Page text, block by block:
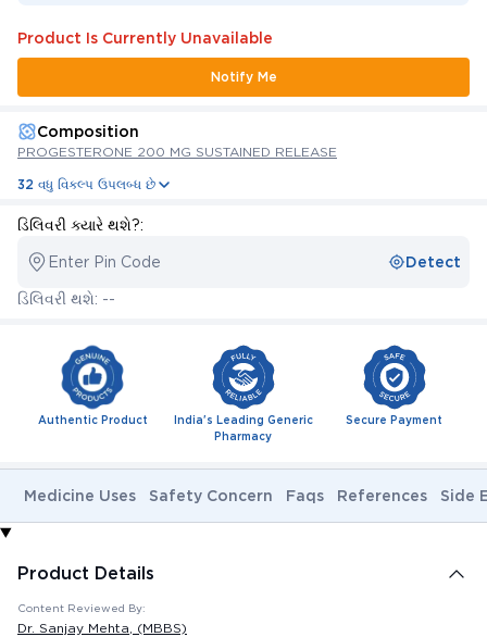
Product Is Currently Unavailable
Notify Me
Composition
PROGESTERONE 200 MG SUSTAINED RELEASE
32 વધુ વિકલ્પ ઉપલબ્ધ છે
ડિલિવરી ક્યારે થશે?:
Enter Pin Code Detect
ડિલિવરી થશે: --
Authentic Product
India's Leading Generic
Pharmacy
Secure Payment
Medicine Uses Safety Concern Faqs References Side
Product Details
Content Reviewed By:
Dr. Sanjay Mehta , (MBBS)